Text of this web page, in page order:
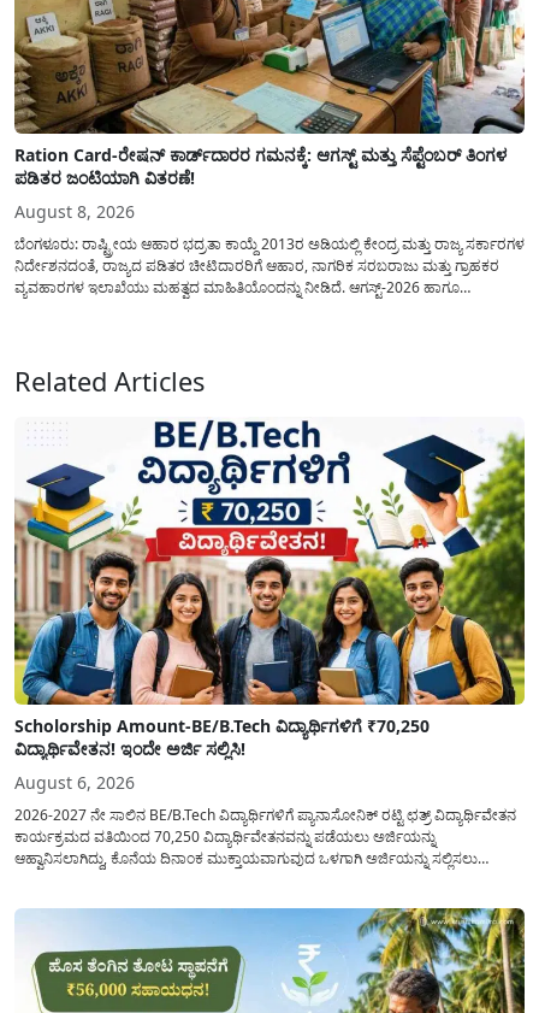
Ration Card-ರೇಷನ್ ಕಾರ್ಡ್‍ದಾರರ ಗಮನಕ್ಕೆ: ಆಗಸ್ಟ್ ಮತ್ತು ಸೆಪ್ಟೆಂಬರ್ ತಿಂಗಳ
ಪಡಿತರ ಜಂಟಿಯಾಗಿ ವಿತರಣೆ!
August 8, 2026
ಬೆಂಗಳೂರು: ರಾಷ್ಟ್ರೀಯ ಆಹಾರ ಭದ್ರತಾ ಕಾಯ್ದೆ 2013ರ ಅಡಿಯಲ್ಲಿ ಕೇಂದ್ರ ಮತ್ತು ರಾಜ್ಯ ಸರ್ಕಾರಗಳ
ನಿರ್ದೇಶನದಂತೆ, ರಾಜ್ಯದ ಪಡಿತರ ಚೀಟಿದಾರರಿಗೆ ಆಹಾರ, ನಾಗರಿಕ ಸರಬರಾಜು ಮತ್ತು ಗ್ರಾಹಕರ
ವ್ಯವಹಾರಗಳ ಇಲಾಖೆಯು ಮಹತ್ವದ ಮಾಹಿತಿಯೊಂದನ್ನು ನೀಡಿದೆ. ಆಗಸ್ಟ್-2026 ಹಾಗೂ
Related Articles
Scholorship Amount-BE/B.Tech ವಿದ್ಯಾರ್ಥಿಗಳಿಗೆ ₹70,250
ವಿದ್ಯಾರ್ಥಿವೇತನ! ಇಂದೇ ಅರ್ಜಿ ಸಲ್ಲಿಸಿ!
August 6, 2026
2026-2027 ನೇ ಸಾಲಿನ BE/B.Tech ವಿದ್ಯಾರ್ಥಿಗಳಿಗೆ ಪ್ಯಾನಾಸೋನಿಕ್ ರಟ್ಟಿ ಛತ್ರ್ ವಿದ್ಯಾರ್ಥಿವೇತನ
ಕಾರ್ಯಕ್ರಮದ ವತಿಯಿಂದ 70,250 ವಿದ್ಯಾರ್ಥಿವೇತನವನ್ನು ಪಡೆಯಲು ಅರ್ಜಿಯನ್ನು
ಆಹ್ವಾನಿಸಲಾಗಿದ್ದು, ಕೊನೆಯ ದಿನಾಂಕ ಮುಕ್ತಾಯವಾಗುವುದ ಒಳಗಾಗಿ ಅರ್ಜಿಯನ್ನು ಸಲ್ಲಿಸಲು